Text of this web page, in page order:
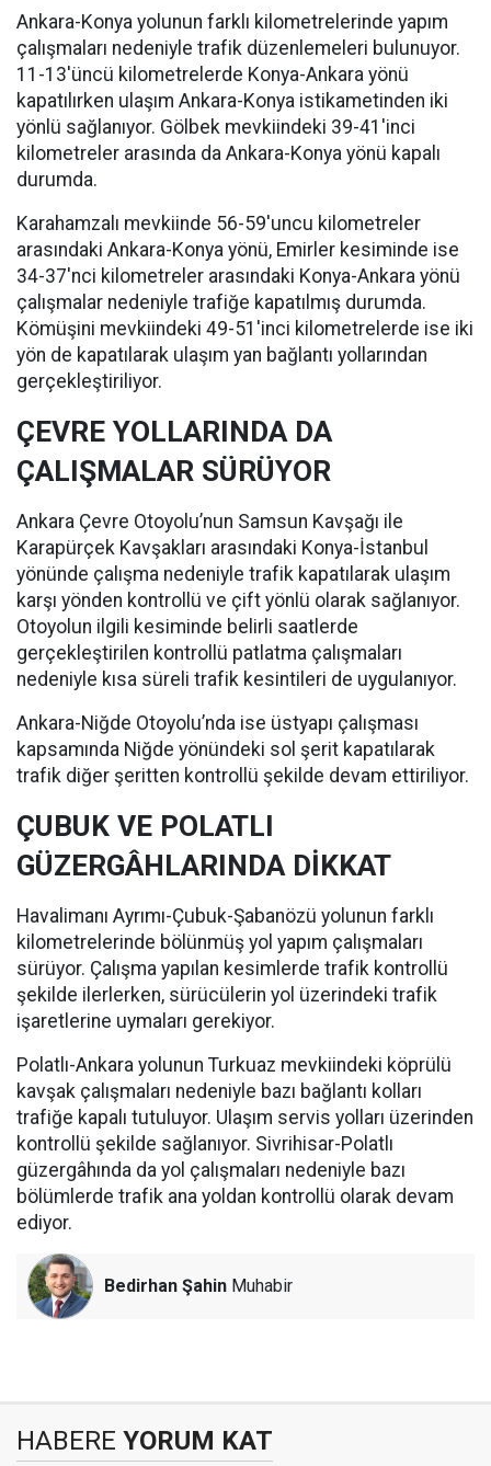
Ankara-Konya yolunun farklı kilometrelerinde yapım
çalışmaları nedeniyle trafik düzenlemeleri bulunuyor.
11-13'üncü kilometrelerde Konya-Ankara yönü
kapatılırken ulaşım Ankara-Konya istikametinden iki
yönlü sağlanıyor. Gölbek mevkiindeki 39-41'inci
kilometreler arasında da Ankara-Konya yönü kapalı
durumda.
Karahamzalı mevkiinde 56-59'uncu kilometreler
arasındaki Ankara-Konya yönü, Emirler kesiminde ise
34-37'nci kilometreler arasındaki Konya-Ankara yönü
çalışmalar nedeniyle trafiğe kapatılmış durumda.
Kömüşini mevkiindeki 49-51'inci kilometrelerde ise iki
yön de kapatılarak ulaşım yan bağlantı yollarından
gerçekleştiriliyor.
ÇEVRE YOLLARINDA DA
ÇALIŞMALAR SÜRÜYOR
Ankara Çevre Otoyolu’nun Samsun Kavşağı ile
Karapürçek Kavşakları arasındaki Konya-İstanbul
yönünde çalışma nedeniyle trafik kapatılarak ulaşım
karşı yönden kontrollü ve çift yönlü olarak sağlanıyor.
Otoyolun ilgili kesiminde belirli saatlerde
gerçekleştirilen kontrollü patlatma çalışmaları
nedeniyle kısa süreli trafik kesintileri de uygulanıyor.
Ankara-Niğde Otoyolu’nda ise üstyapı çalışması
kapsamında Niğde yönündeki sol şerit kapatılarak
trafik diğer şeritten kontrollü şekilde devam ettiriliyor.
ÇUBUK VE POLATLI
GÜZERGÂHLARINDA DİKKAT
Havalimanı Ayrımı-Çubuk-Şabanözü yolunun farklı
kilometrelerinde bölünmüş yol yapım çalışmaları
sürüyor. Çalışma yapılan kesimlerde trafik kontrollü
şekilde ilerlerken, sürücülerin yol üzerindeki trafik
işaretlerine uymaları gerekiyor.
Polatlı-Ankara yolunun Turkuaz mevkiindeki köprülü
kavşak çalışmaları nedeniyle bazı bağlantı kolları
trafiğe kapalı tutuluyor. Ulaşım servis yolları üzerinden
kontrollü şekilde sağlanıyor. Sivrihisar-Polatlı
güzergâhında da yol çalışmaları nedeniyle bazı
bölümlerde trafik ana yoldan kontrollü olarak devam
ediyor.
Bedirhan Şahin Muhabir
HABERE YORUM KAT